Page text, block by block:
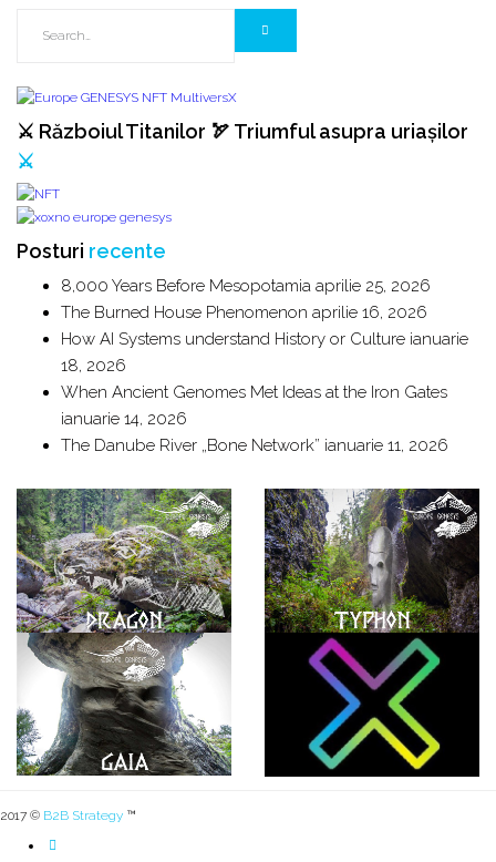
⚔️ Războiul Titanilor 🏹 Triumful asupra uriașilor
⚔️
Posturi recente
8,000 Years Before Mesopotamia aprilie 25, 2026
The Burned House Phenomenon aprilie 16, 2026
How AI Systems understand History or Culture ianuarie
18, 2026
When Ancient Genomes Met Ideas at the Iron Gates
ianuarie 14, 2026
The Danube River „Bone Network” ianuarie 11, 2026
2017 © B2B Strategy ™